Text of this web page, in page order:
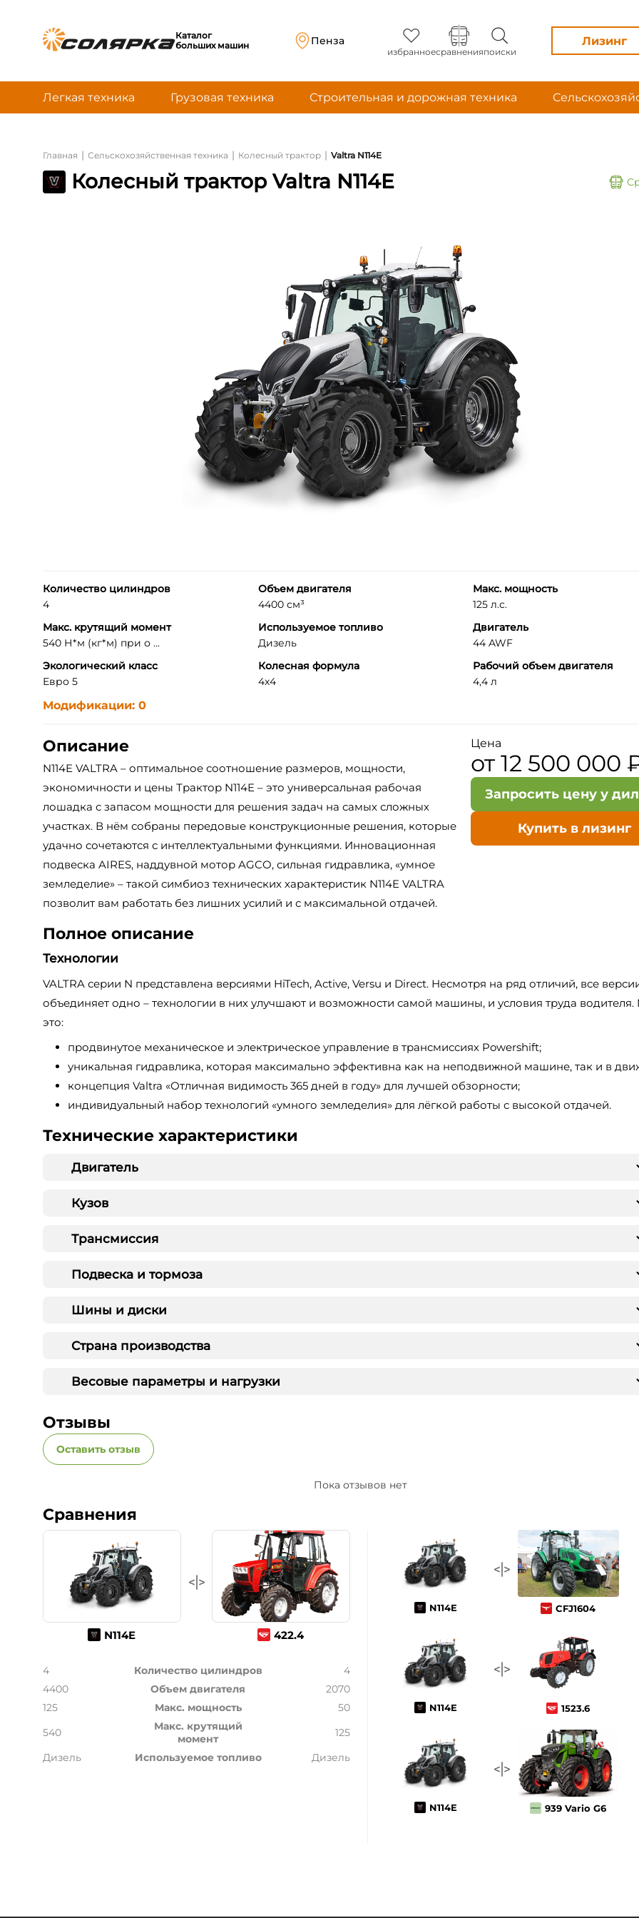
Каталог
больших машин
Пенза
избранноесравненияпоиски
Лизинг
Легкая техника Грузовая техника Строительная и дорожная техника
Главная | Сельскохозяйственная техника | Колесный трактор | Valtra N114E
Колесный трактор Valtra N114E
Количество цилиндров
4
Объем двигателя
4400 см³
Макс. мощность
125 л.с.
Макс. крутящий момент
540 Н*м (кг*м) при о ...
Используемое топливо
Дизель
Двигатель
44 AWF
Экологический класс
Евро 5
Колесная формула
4x4
Рабочий объем двигателя
4,4 л
Модификации: 0
Описание
N114E VALTRA – оптимальное соотношение размеров, мощности,
экономичности и цены Трактор N114E – это универсальная рабочая
лошадка с запасом мощности для решения задач на самых сложных
участках. В нём собраны передовые конструкционные решения, которые
удачно сочетаются с интеллектуальными функциями. Инновационная
подвеска AIRES, наддувной мотор AGCO, сильная гидравлика, «умное
земледелие» – такой симбиоз технических характеристик N114E VALTRA
позволит вам работать без лишних усилий и с максимальной отдачей.
Цена
от 12 500 000
Запросить цену у
Купить в лизинг
Полное описание
Технологии
VALTRA серии N представлена версиями HiTech, Active, Versu и Direct. Несмотря на ряд отличий, все
объединяет одно – технологии в них улучшают и возможности самой машины, и условия труда водителя.
это:
продвинутое механическое и электрическое управление в трансмиссиях Powershift;
уникальная гидравлика, которая максимально эффективна как на неподвижной машине, так и в
концепция Valtra «Отличная видимость 365 дней в году» для лучшей обзорности;
индивидуальный набор технологий «умного земледелия» для лёгкой работы с высокой отдачей.
Технические характеристики
Двигатель
Кузов
Трансмиссия
Подвеска и тормоза
Шины и диски
Страна производства
Весовые параметры и нагрузки
Отзывы
Оставить отзыв
Пока отзывов нет
Сравнения
N114E 422.4
4 Количество цилиндров
4
4400
Объем двигателя
2070
125
Макс. мощность
50
540
Макс. крутящий
момент
125
Дизель
Используемое топливо Дизель
N114E CFJ1604
N114E 1523.6
N114E 939 Vario G6